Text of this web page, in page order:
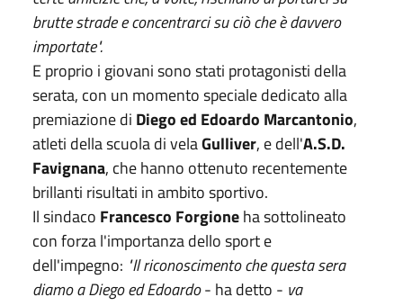
brutte strade e concentrarci su ciò che è davvero
importate".
E proprio i giovani sono stati protagonisti della
serata, con un momento speciale dedicato alla
premiazione di Diego ed Edoardo Marcantonio,
atleti della scuola di velaGulliver, e dell'A.S.D.
Favignana, che hanno ottenuto recentemente
brillanti risultati in ambito sportivo.
Il sindaco Francesco Forgioneha sottolineato
con forza l'importanza dello sport e
dell'impegno: "Il riconoscimento che questa sera
diamo a Diego ed Edoardo- ha detto - va